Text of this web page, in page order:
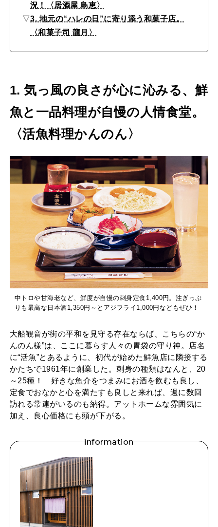
2026年7月号「鎌倉 ローカルが 教えてくれた 本当の歩き方。」
2026年4月号「未来をつくる、学びの教科書。」
2026年3月号「スイーツ予想図 2026」
2026年2月号「良運を掴む 新・開運術。」
2026年1月号「猫がいれば、幸せ」
2025年12月号「お酒の新常識。」
MAGAZINE MOOK
に
さ
続
け
る
名
3
選
況！〈居酒屋 鳥恵〉
▽3. 地元の“ハレの日”に寄り添う和菓子店。
〈和菓子司 龍月〉
1. 気っ風の良さが心に沁みる、鮮
魚と一品料理が自慢の人情食堂。
〈活魚料理かんのん〉
中トロや甘海老など、鮮度が自慢の刺身定食1,400円。注ぎっぷ
りも最高な日本酒1,350円～とアジフライ1,000円などもぜひ！
大船観音が街の平和を見守る存在ならば、こちらの“か
んのん様”は、ここに暮らす人々の胃袋の守り神。店名
に“活魚”とあるように、初代が始めた鮮魚店に隣接する
かたちで1961年に創業した。刺身の種類はなんと、20
～25種！ 好きな魚介をつまみにお酒を飲むも良し、
定食でおなかと心を満たすも良しと来れば、週に数回
訪れる常連がいるのも納得。アットホームな雰囲気に
加え、良心価格にも頭が下がる。
information